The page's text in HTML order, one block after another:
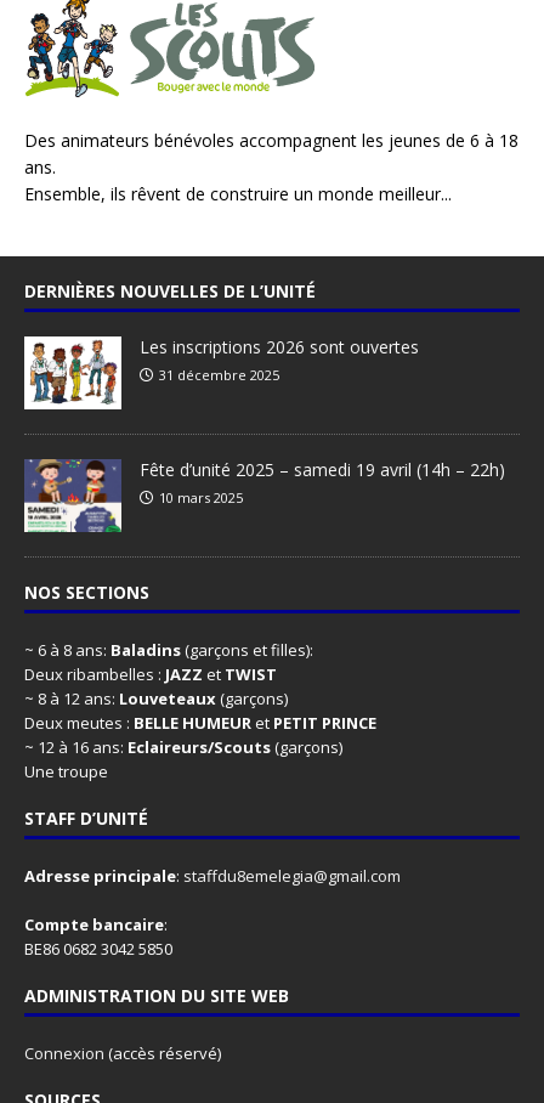
Des animateurs bénévoles accompagnent les jeunes de 6 à 18
ans.
Ensemble, ils rêvent de construire un monde meilleur...
DERNIÈRES NOUVELLES DE L’UNITÉ
Les inscriptions 2026 sont ouvertes
31 décembre 2025
Fête d’unité 2025 – samedi 19 avril (14h – 22h)
10 mars 2025
NOS SECTIONS
~ 6 à 8 ans: Baladins(garçons et filles):
Deux ribambelles : JAZZ et TWIST
~ 8 à 12 ans: Louveteaux(garçons)
Deux meutes : BELLE HUMEURet PETIT PRINCE
~ 12 à 16 ans: Eclaireurs/Scouts(garçons)
Une troupe
STAFF D’UNITÉ
Adresse principale: staffdu8emelegia@gmail.com
Compte bancaire:
BE86 0682 3042 5850
ADMINISTRATION DU SITE WEB
Connexion (accès réservé)